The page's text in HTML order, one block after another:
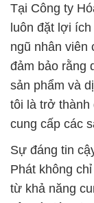
Tại Công ty
luôn đặt lợi
ngũ nhân viên
đảm bảo rằng
sản phẩm và
tôi là trở thành
cung cấp các
Sự đáng tin
Phát không
từ khả năng